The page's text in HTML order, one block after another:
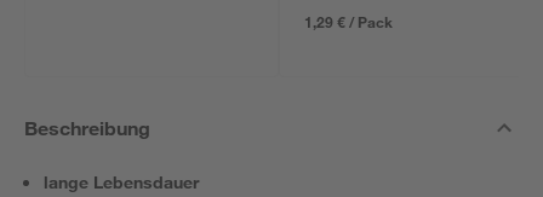
1,29 € / Pack
Beschreibung
lange Lebensdauer